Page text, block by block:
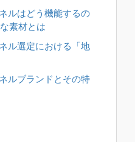
ルはどう機能するの
素材とは
ル選定における「地
ルブランドとその特